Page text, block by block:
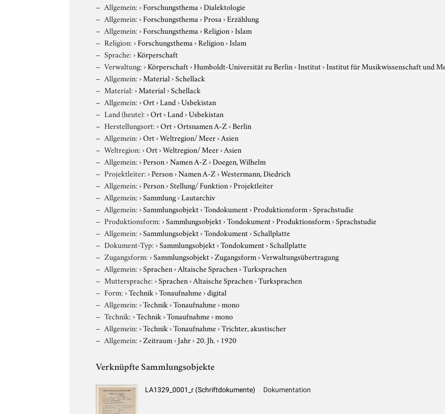
Allgemein:›Forschungsthema›Dialektologie
Allgemein:›Forschungsthema›Prosa›Erzählung
Allgemein:›Forschungsthema›Religion›Islam
Religion:›Forschungsthema›Religion›Islam
Sprache:›Körperschaft
Verwaltung:›Körperschaft›Humboldt-Universität zu Berlin›Institut›Institut für Musikwissenschaft und
Allgemein:›Material›Schellack
Material:›Material›Schellack
Allgemein:›Ort›Land›Usbekistan
Land (heute):›Ort›Land›Usbekistan
Herstellungsort:›Ort›Ortsnamen A-Z›Berlin
Allgemein:›Ort›Weltregion/ Meer›Asien
Weltregion:›Ort›Weltregion/ Meer›Asien
Allgemein:›Person›Namen A-Z›Doegen, Wilhelm
Projektleiter:›Person›Namen A-Z›Westermann, Diedrich
Allgemein:›Person›Stellung/ Funktion›Projektleiter
Allgemein:›Sammlung›Lautarchiv
Allgemein:›Sammlungsobjekt›Tondokument›Produktionsform›Sprachstudie
Produktionsform:›Sammlungsobjekt›Tondokument›Produktionsform›Sprachstudie
Allgemein:›Sammlungsobjekt›Tondokument›Schallplatte
Dokument-Typ:›Sammlungsobjekt›Tondokument›Schallplatte
Zugangsform:›Sammlungsobjekt›Zugangsform›Verwaltungsübertragung
Allgemein:›Sprachen›Altaische Sprachen›Turksprachen
Muttersprache:›Sprachen›Altaische Sprachen›Turksprachen
Form:›Technik›Tonaufnahme›digital
Allgemein:›Technik›Tonaufnahme›mono
Technik:›Technik›Tonaufnahme›mono
Allgemein:›Technik›Tonaufnahme›Trichter, akustischer
Allgemein:›Zeitraum›Jahr›20. Jh.› 1920
Verknüpfte Sammlungsobjekte
LA1329_0001_r (Schriftdokumente) Dokumentation